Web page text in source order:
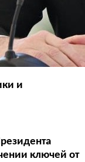
и
ключей от